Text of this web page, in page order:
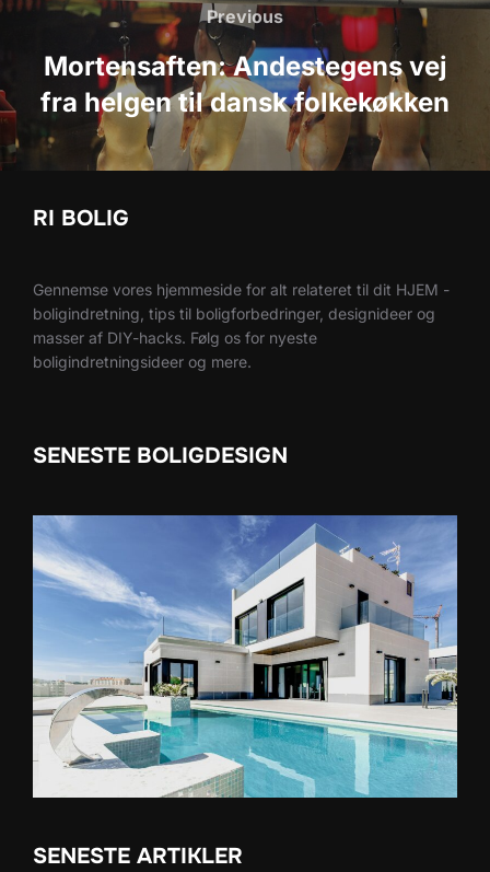
Previous
Previous
Mortensaften: Andestegens vej
fra helgen til dansk folkekøkken
RI BOLIG
Gennemse vores hjemmeside for alt relateret til dit HJEM -
boligindretning, tips til boligforbedringer, designideer og
masser af DIY-hacks. Følg os for nyeste
boligindretningsideer og mere.
SENESTE BOLIGDESIGN
SENESTE ARTIKLER